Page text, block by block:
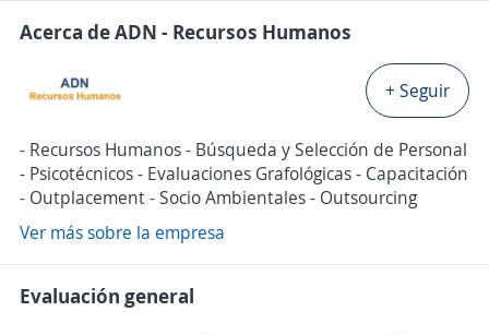
Acerca de ADN - Recursos Humanos
+ Seguir
- Recursos Humanos - Búsqueda y Selección de Personal
- Psicotécnicos - Evaluaciones Grafológicas - Capacitación
- Outplacement - Socio Ambientales - Outsourcing
Ver más sobre la empresa
Evaluación general